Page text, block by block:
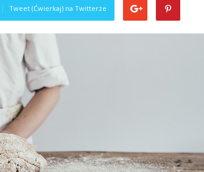
Tweet (Ćwierkaj) na Twitterze